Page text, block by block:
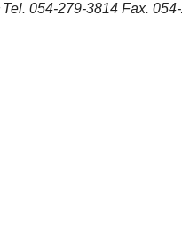
Tel. 054-279-3814 Fax.